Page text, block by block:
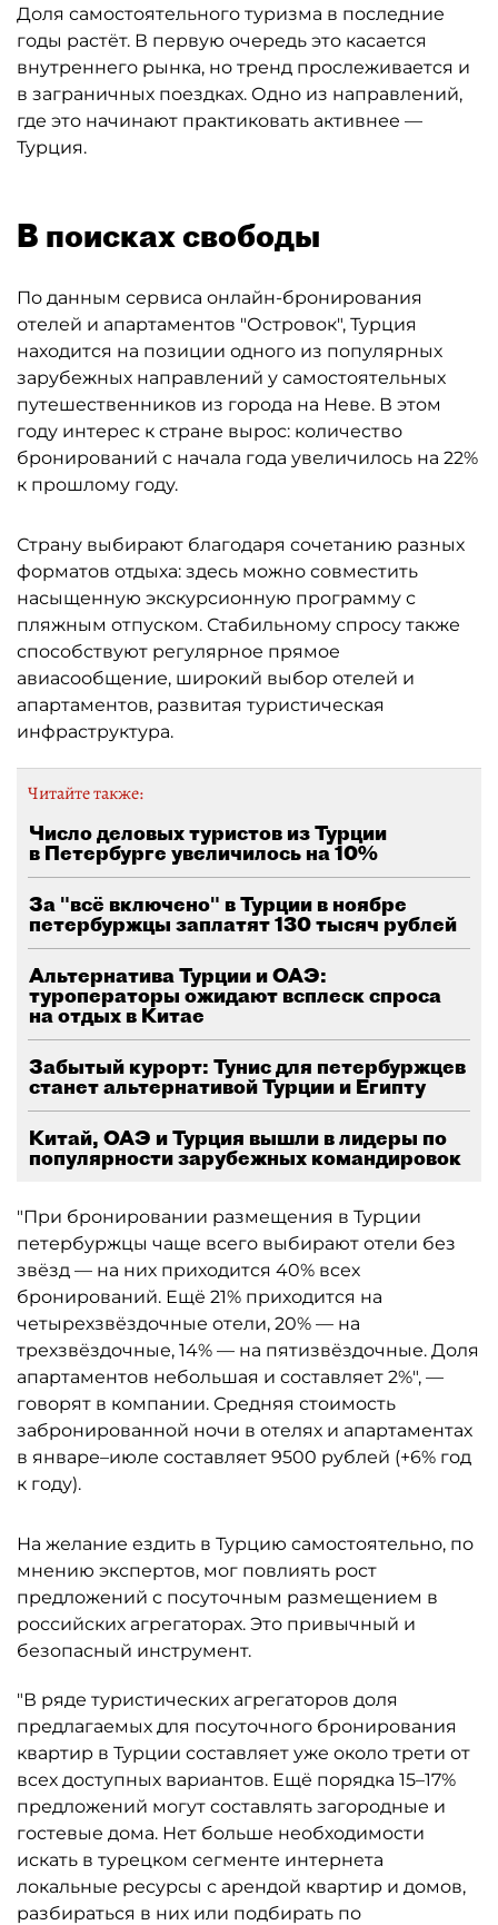
Доля самостоятельного туризма в последние
годы растёт. В первую очередь это касается
внутреннего рынка, но тренд прослеживается и
в заграничных поездках. Одно из направлений,
где это начинают практиковать активнее —
Турция.
В поисках свободы
По данным сервиса онлайн-бронирования
отелей и апартаментов "Островок", Турция
находится на позиции одного из популярных
зарубежных направлений у самостоятельных
путешественников из города на Неве. В этом
году интерес к стране вырос: количество
бронирований с начала года увеличилось на 22%
к прошлому году.
Страну выбирают благодаря сочетанию разных
форматов отдыха: здесь можно совместить
насыщенную экскурсионную программу с
пляжным отпуском. Стабильному спросу также
способствуют регулярное прямое
авиасообщение, широкий выбор отелей и
апартаментов, развитая туристическая
инфраструктура.
Читайте также:
Число деловых туристов из Турции
в Петербурге увеличилось на 10%
За "всё включено" в Турции в ноябре
петербуржцы заплатят 130 тысяч рублей
Альтернатива Турции и ОАЭ:
туроператоры ожидают всплеск спроса
на отдых в Китае
Забытый курорт: Тунис для петербуржцев
станет альтернативой Турции и Египту
Китай, ОАЭ и Турция вышли в лидеры по
популярности зарубежных командировок
"При бронировании размещения в Турции
петербуржцы чаще всего выбирают отели без
звёзд — на них приходится 40% всех
бронирований. Ещё 21% приходится на
четырехзвёздочные отели, 20% — на
трехзвёздочные, 14% — на пятизвёздочные. Доля
апартаментов небольшая и составляет 2%", —
говорят в компании. Средняя стоимость
забронированной ночи в отелях и апартаментах
в январе–июле составляет 9500 рублей (+6% год
к году).
На желание ездить в Турцию самостоятельно, по
мнению экспертов, мог повлиять рост
предложений с посуточным размещением в
российских агрегаторах. Это привычный и
безопасный инструмент.
"В ряде туристических агрегаторов доля
предлагаемых для посуточного бронирования
квартир в Турции составляет уже около трети от
всех доступных вариантов. Ещё порядка 15–17%
предложений могут составлять загородные и
гостевые дома. Нет больше необходимости
искать в турецком сегменте интернета
локальные ресурсы с арендой квартир и домов,
разбираться в них или подбирать по